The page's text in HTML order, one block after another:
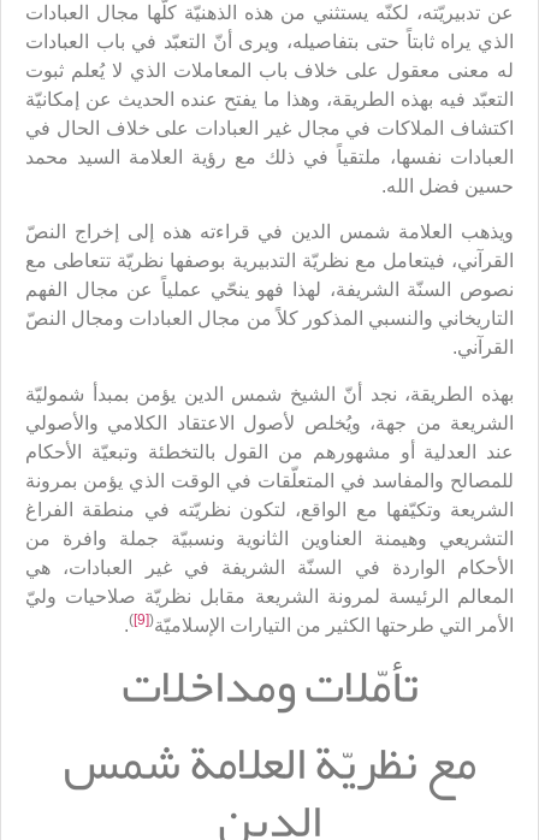
عن تدبيريّته، لكنّه يستثني من هذه الذهنيّة كلّها مجال العبادات
الذي يراه ثابتاً حتى بتفاصيله، ويرى أنّ التعبّد في باب العبادات
له معنى معقول على خلاف باب المعاملات الذي لا يُعلم ثبوت
التعبّد فيه بهذه الطريقة، وهذا ما يفتح عنده الحديث عن إمكانيّة
اكتشاف الملاكات في مجال غير العبادات على خلاف الحال في
العبادات نفسها، ملتقياً في ذلك مع رؤية العلامة السيد محمد
حسين فضل الله.
ويذهب العلامة شمس الدين في قراءته هذه إلى إخراج النصّ
القرآني، فيتعامل مع نظريّة التدبيرية بوصفها نظريّة تتعاطى مع
نصوص السنّة الشريفة، لهذا فهو ينحّي عملياً عن مجال الفهم
التاريخاني والنسبي المذكور كلاً من مجال العبادات ومجال النصّ
القرآني.
بهذه الطريقة، نجد أنّ الشيخ شمس الدين يؤمن بمبدأ شموليّة
الشريعة من جهة، ويُخلص لأصول الاعتقاد الكلامي والأصولي
عند العدلية أو مشهورهم من القول بالتخطئة وتبعيّة الأحكام
للمصالح والمفاسد في المتعلّقات في الوقت الذي يؤمن بمرونة
الشريعة وتكيّفها مع الواقع، لتكون نظريّته في منطقة الفراغ
التشريعي وهيمنة العناوين الثانوية ونسبيّة جملة وافرة من
الأحكام الواردة في السنّة الشريفة في غير العبادات، هي
المعالم الرئيسة لمرونة الشريعة مقابل نظريّة صلاحيات وليّ
الأمر التي طرحتها الكثير من التيارات الإسلاميّة(
[9]
)
.
تأمّلات ومداخلات
مع نظريّة العلامة شمس
الدين